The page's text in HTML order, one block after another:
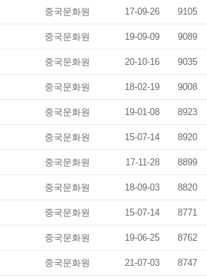
중국문화원 17-09-26 9105
중국문화원 19-09-09 9089
중국문화원 20-10-16 9035
중국문화원 18-02-19 9008
중국문화원 19-01-08 8923
중국문화원 15-07-14 8920
중국문화원 17-11-28 8899
중국문화원 18-09-03 8820
중국문화원 15-07-14 8771
중국문화원 19-06-25 8762
중국문화원 21-07-03 8747